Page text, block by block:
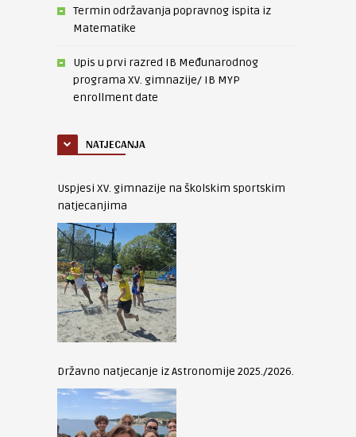
Termin održavanja popravnog ispita iz
Matematike
Upis u prvi razred IB Međunarodnog
programa XV. gimnazije/ IB MYP
enrollment date
NATJECANJA
Uspjesi XV. gimnazije na školskim sportskim
natjecanjima
Državno natjecanje iz Astronomije 2025./2026.